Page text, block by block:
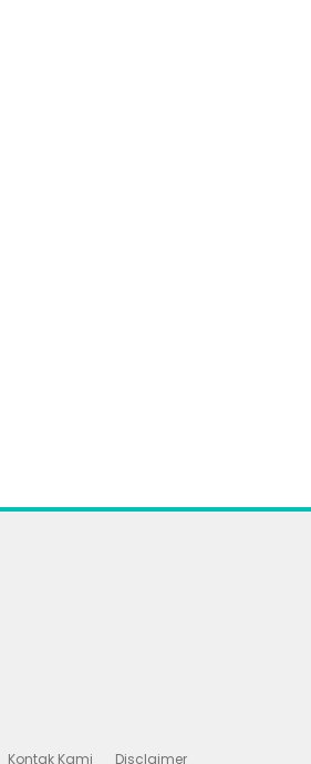
Kontak Kami Disclaimer